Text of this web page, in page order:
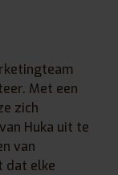
Met een
zich
Huka uit te
van
dat elke